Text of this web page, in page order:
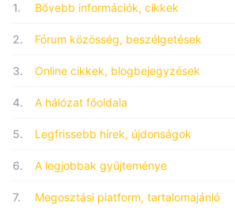
1. Bővebb információk, cikkek
2. Fórum közösség, beszélgetések
3. Online cikkek, blogbejegyzések
4. A hálózat főoldala
5. Legfrissebb hírek, újdonságok
6. A legjobbak gyűjteménye
7. Megosztási platform, tartalomajánló